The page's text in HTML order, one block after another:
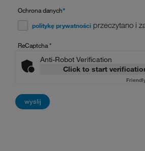
Ochrona danych*
politykę prywatności przeczytano i
ReCaptcha*
Anti-Robot Verification
Click to start